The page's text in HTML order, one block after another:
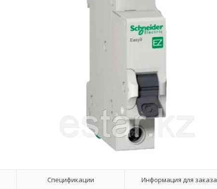
Спецификации Информация для заказа